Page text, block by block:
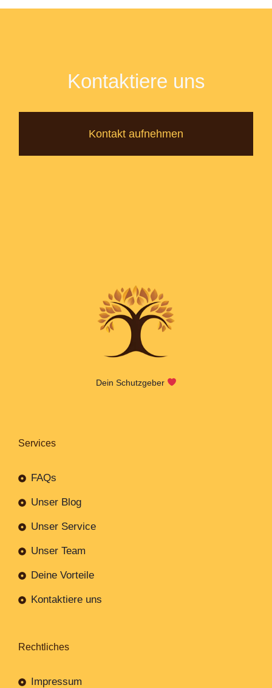
Kontaktiere uns
Kontakt aufnehmen
Dein Schutzgeber
Services
FAQs
Unser Blog
Unser Service
Unser Team
Deine Vorteile
Kontaktiere uns
Rechtliches
Impressum